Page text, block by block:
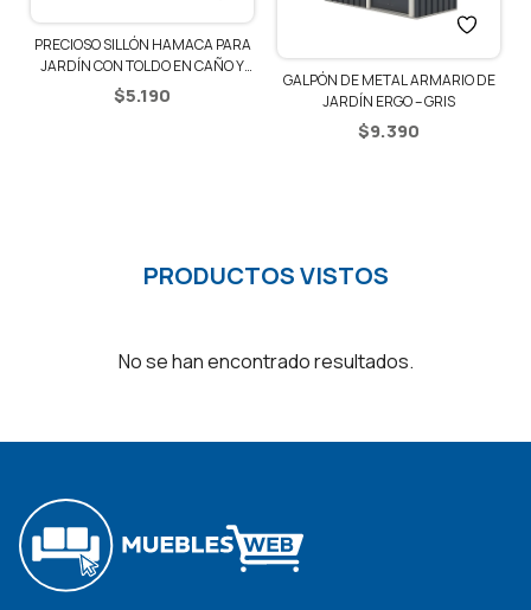
PRECIOSO SILLÓN HAMACA PARA
JARDÍN CON TOLDO EN CAÑO Y
LONA – BEIGE
$5.190
GALPÓN DE METAL ARMARIO DE
JARDÍN ERGO – GRIS
$9.390
PRODUCTOS VISTOS
No se han encontrado resultados.